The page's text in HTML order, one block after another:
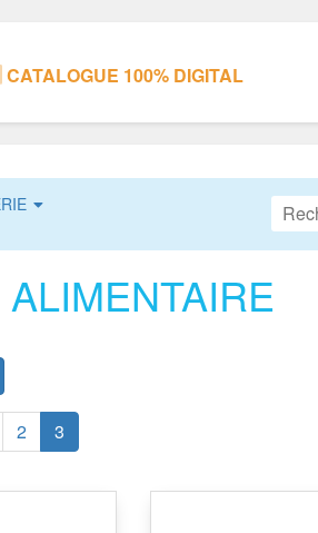
CATALOGUE 100% DIGITAL
2 3